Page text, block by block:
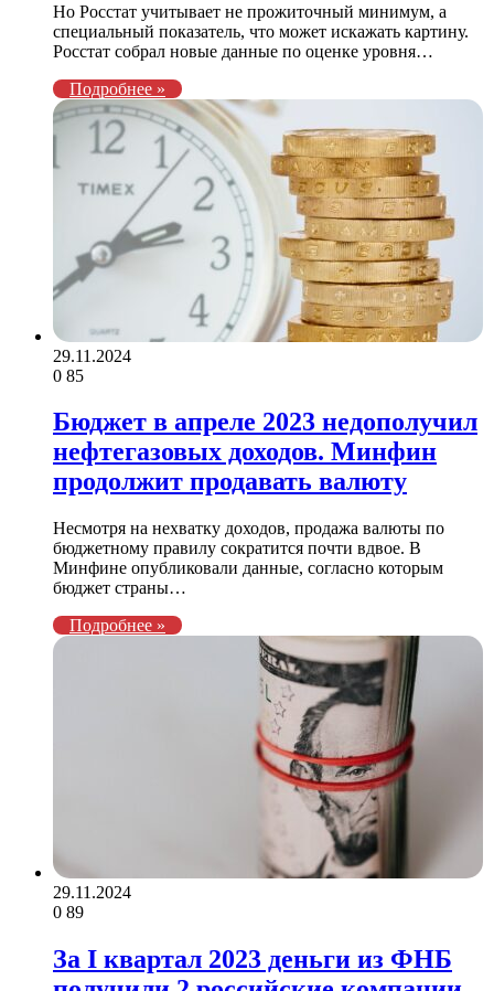
Но Росстат учитывает не прожиточный минимум, а
специальный показатель, что может искажать картину.
Росстат собрал новые данные по оценке уровня…
Подробнее »
29.11.2024
0 85
Бюджет в апреле 2023 недополучил
нефтегазовых доходов. Минфин
продолжит продавать валюту
Несмотря на нехватку доходов, продажа валюты по
бюджетному правилу сократится почти вдвое. В
Минфине опубликовали данные, согласно которым
бюджет страны…
Подробнее »
29.11.2024
0 89
За I квартал 2023 деньги из ФНБ